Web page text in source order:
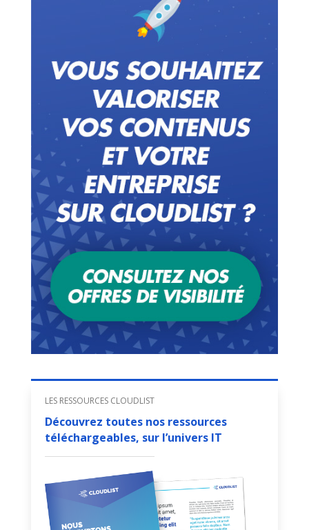
LES RESSOURCES CLOUDLIST
Découvrez toutes nos ressources
téléchargeables, sur l’univers IT